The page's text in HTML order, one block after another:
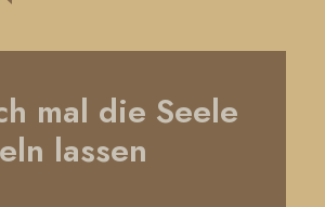
mal die Seele
lassen